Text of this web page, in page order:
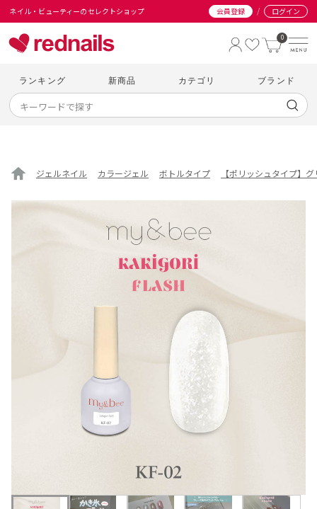
ネイル・ビューティーのセレクトショップ 会員登録 / ログイン
0
ランキング 新商品 カテゴリ ブランド
ジェルネイル カラージェル ボトルタイプ 【ポリッシュタイプ】